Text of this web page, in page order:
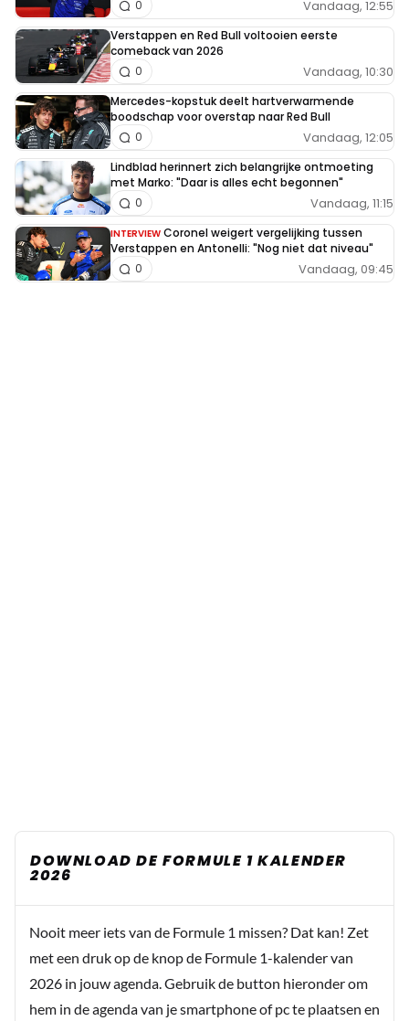
Vandaag, 12:55
0
Verstappen en Red Bull voltooien eerste
comeback van 2026
Vandaag, 10:30
0
Mercedes-kopstuk deelt hartverwarmende
boodschap voor overstap naar Red Bull
Vandaag, 12:05
0
Lindblad herinnert zich belangrijke ontmoeting
met Marko: "Daar is alles echt begonnen"
Vandaag, 11:15
0
INTERVIEW Coronel weigert vergelijking tussen
Verstappen en Antonelli: "Nog niet dat niveau"
Vandaag, 09:45
0
DOWNLOAD DE FORMULE 1 KALENDER
2026
Nooit meer iets van de Formule 1 missen? Dat kan! Zet
met een druk op de knop de Formule 1-kalender van
2026 in jouw agenda. Gebruik de button hieronder om
hem in de agenda van je smartphone of pc te plaatsen en